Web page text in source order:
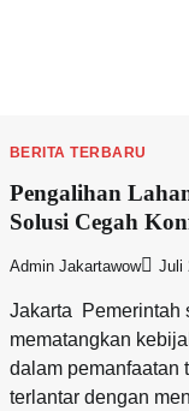
BERITA TERBARU
Pengalihan
Solusi Cegah
Admin Jakartawow Juli
Jakarta 
mematangkan
dalam pemanfaatan
terlantar dengan